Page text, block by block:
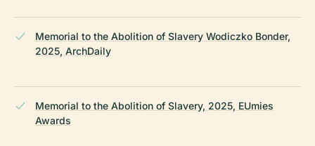
Memorial to the Abolition of Slavery Wodiczko Bonder,
2025, ArchDaily
Memorial to the Abolition of Slavery, 2025, EUmies
Awards